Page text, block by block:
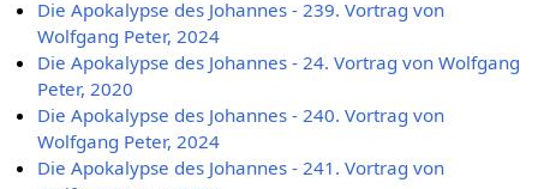
Die Apokalypse des Johannes - 239. Vortrag von
Wolfgang Peter, 2024
Die Apokalypse des Johannes - 24. Vortrag von Wolfgang
Peter, 2020
Die Apokalypse des Johannes - 240. Vortrag von
Wolfgang Peter, 2024
Die Apokalypse des Johannes - 241. Vortrag von